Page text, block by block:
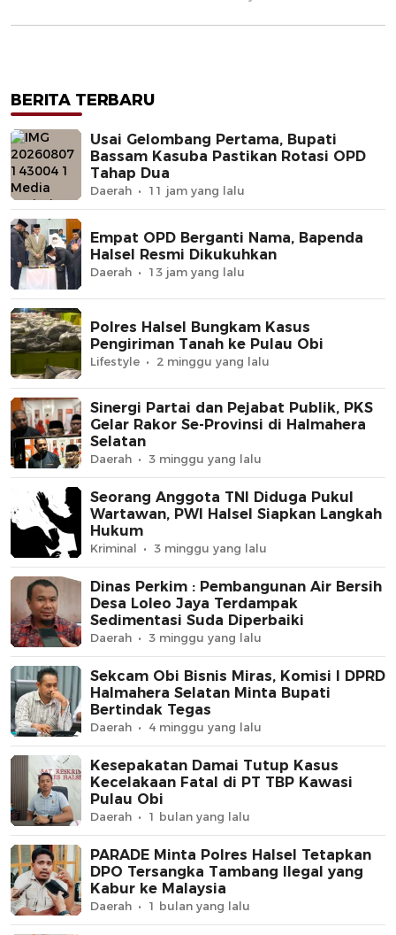
BERITA TERBARU
Usai Gelombang Pertama, Bupati
Bassam Kasuba Pastikan Rotasi OPD
Tahap Dua
Daerah 11 jam yang lalu
Empat OPD Berganti Nama, Bapenda
Halsel Resmi Dikukuhkan
Daerah 13 jam yang lalu
Polres Halsel Bungkam Kasus
Pengiriman Tanah ke Pulau Obi
Lifestyle 2 minggu yang lalu
Sinergi Partai dan Pejabat Publik, PKS
Gelar Rakor Se-Provinsi di Halmahera
Selatan
Daerah 3 minggu yang lalu
Seorang Anggota TNI Diduga Pukul
Wartawan, PWI Halsel Siapkan Langkah
Hukum
Kriminal 3 minggu yang lalu
Dinas Perkim : Pembangunan Air Bersih
Desa Loleo Jaya Terdampak
Sedimentasi Suda Diperbaiki
Daerah 3 minggu yang lalu
Sekcam Obi Bisnis Miras, Komisi I DPRD
Halmahera Selatan Minta Bupati
Bertindak Tegas
Daerah 4 minggu yang lalu
Kesepakatan Damai Tutup Kasus
Kecelakaan Fatal di PT TBP Kawasi
Pulau Obi
Daerah 1 bulan yang lalu
PARADE Minta Polres Halsel Tetapkan
DPO Tersangka Tambang Ilegal yang
Kabur ke Malaysia
Daerah 1 bulan yang lalu